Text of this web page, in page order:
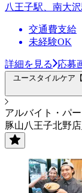
八王子駅、南大
交通費支給
未経験OK
詳細を見る 応募
ユースタイルケア
アルバイト・パー
豚山八王子北野